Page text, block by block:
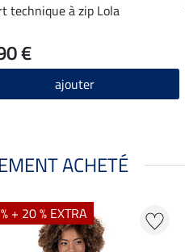
technique à zip Lola
€
ajouter
ACHETÉ
+ 20 % EXTRA